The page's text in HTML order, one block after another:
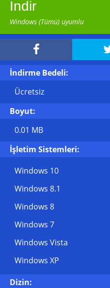
İndir
Windows (Tümü) uyumlu

İndirme Bedeli:
Ücretsiz
Boyut:
0.01 MB
İşletim Sistemleri:
Windows 10
Windows 8.1
Windows 8
Windows 7
Windows Vista
Windows XP
Dizin: